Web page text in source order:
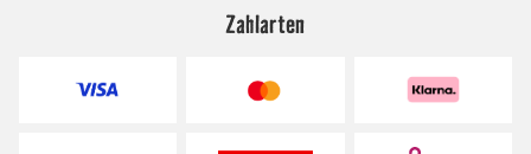
Zahlarten